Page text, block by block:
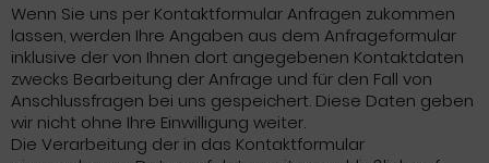
Wenn Sie uns per Kontaktformular Anfragen zukommen
lassen, werden Ihre Angaben aus dem Anfrageformular
inklusive der von Ihnen dort angegebenen Kontaktdaten
zwecks Bearbeitung der Anfrage und für den Fall von
Anschlussfragen bei uns gespeichert. Diese Daten geben
wir nicht ohne Ihre Einwilligung weiter.
Die Verarbeitung der in das Kontaktformular